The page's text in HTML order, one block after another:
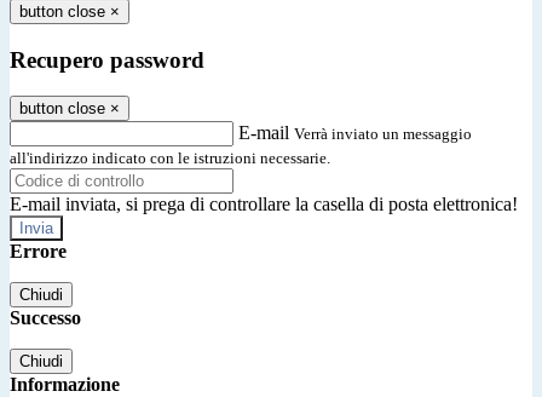
button close ×
Recupero password
button close ×
E-mail Verrà inviato un messaggio
all'indirizzo indicato con le istruzioni necessarie.
E-mail inviata, si prega di controllare la casella di posta elettronica!
Errore
Chiudi
Successo
Chiudi
Informazione